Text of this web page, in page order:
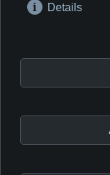
Alte Mainzer
60311 Frankfurt
Details